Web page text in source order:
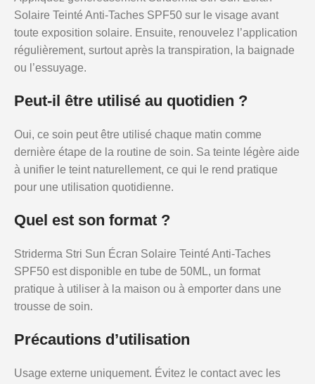
Solaire Teinté Anti-Taches SPF50 sur le visage avant
toute exposition solaire. Ensuite, renouvelez l’application
régulièrement, surtout après la transpiration, la baignade
ou l’essuyage.
Peut-il être utilisé au quotidien ?
Oui, ce soin peut être utilisé chaque matin comme
dernière étape de la routine de soin. Sa teinte légère aide
à unifier le teint naturellement, ce qui le rend pratique
pour une utilisation quotidienne.
Quel est son format ?
Striderma Stri Sun Écran Solaire Teinté Anti-Taches
SPF50 est disponible en tube de 50ML, un format
pratique à utiliser à la maison ou à emporter dans une
trousse de soin.
Précautions d’utilisation
Usage externe uniquement. Évitez le contact avec les